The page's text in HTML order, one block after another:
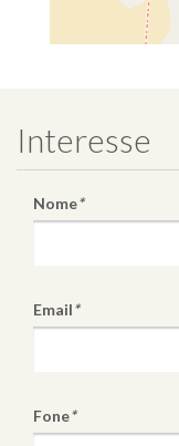
Interesse
Nome*
Email*
Fone*